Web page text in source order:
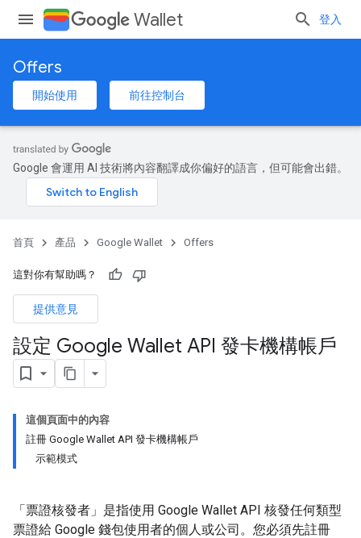
Wallet 登入
Offers
開始使用 前往控制台
Google 會運用 AI 技術將內容翻譯成你偏好的語言，但可能會出錯。
首頁 產品 Google Wallet Offers
這對你有幫助嗎？
提供意見
設定 Google Wallet API 發卡機構帳戶
這個頁面中的內容
註冊 Google Wallet API 發卡機構帳戶
示範模式
「票證核發者」是指使用 Google Wallet API 核發任何類型
票證給 Google 錢包使用者的個人或公司。您必須先註冊